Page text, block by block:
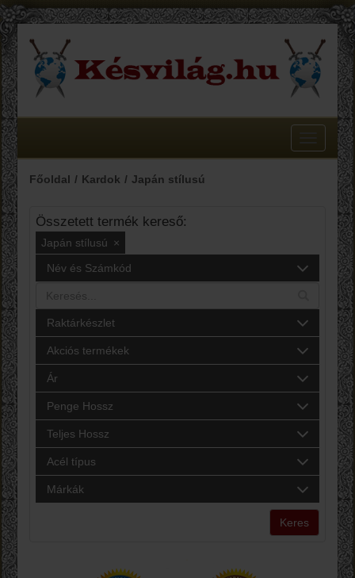
Toggle
Főoldal
Kardok Japán stílusú
Összetett termék kereső:
Japán stílusú ×
Név és Számkód
Raktárkészlet
Akciós termékek
Ár
Penge Hossz
Teljes Hossz
Acél típus
Márkák
Keres